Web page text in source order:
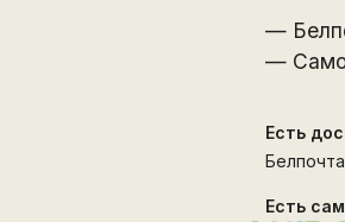
—
—
Есть
Есть